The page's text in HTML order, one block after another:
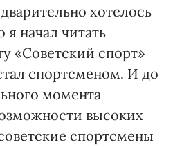
хотелось
я начал читать
«Советский спорт»
спортсменом. И до
момента
высоких
спортсмены